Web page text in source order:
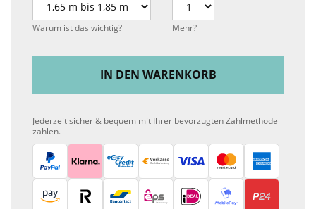
Warum ist das wichtig? Mehr?
IN DEN WARENKORB
Jederzeit sicher & bequem mit Ihrer bevorzugtenZahlmethode
zahlen.